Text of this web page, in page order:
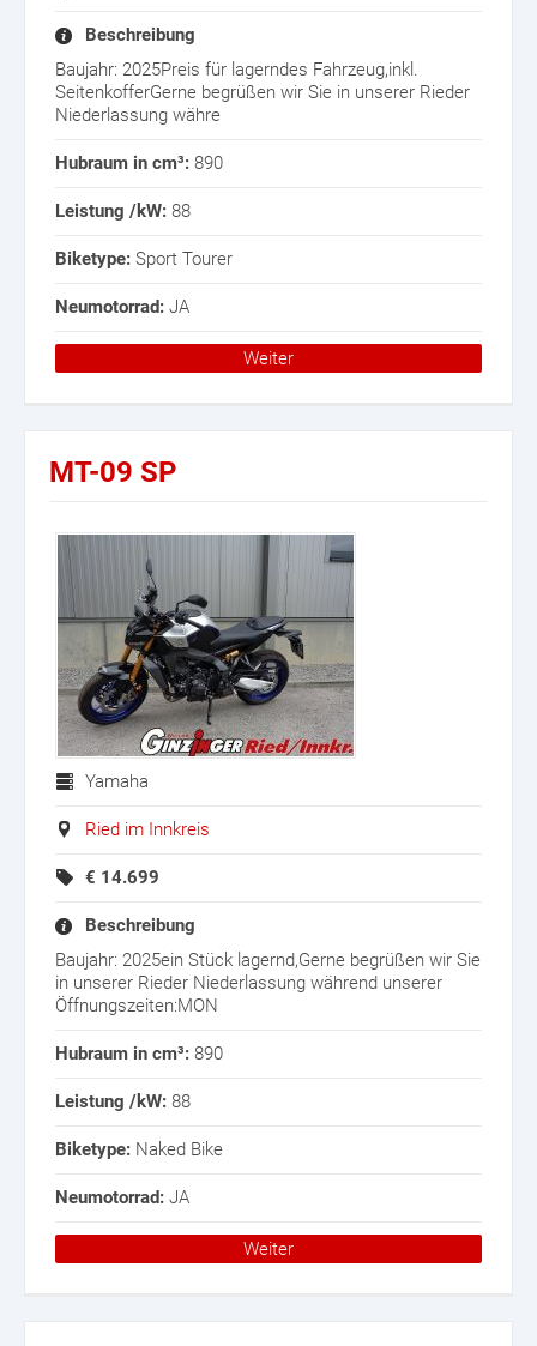
Beschreibung
Baujahr: 2025Preis für lagerndes Fahrzeug,inkl.
SeitenkofferGerne begrüßen wir Sie in unserer Rieder
Niederlassung währe
Hubraum in cm³: 890
Leistung /kW: 88
Biketype: Sport Tourer
Neumotorrad: JA
Weiter
MT-09 SP
Yamaha
Ried im Innkreis
€ 14.699
Beschreibung
Baujahr: 2025ein Stück lagernd,Gerne begrüßen wir Sie
in unserer Rieder Niederlassung während unserer
Öffnungszeiten:MON
Hubraum in cm³: 890
Leistung /kW: 88
Biketype: Naked Bike
Neumotorrad: JA
Weiter